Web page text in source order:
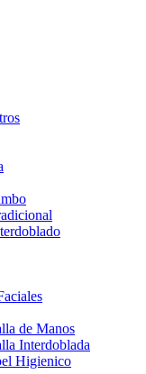
de Manos
Interdoblada
Higienico